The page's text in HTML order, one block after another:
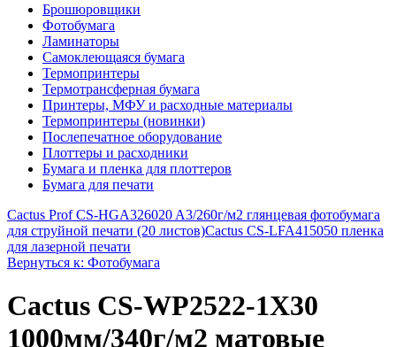
Брошюровщики
Фотобумага
Ламинаторы
Самоклеющаяся бумага
Термопринтеры
Термотрансферная бумага
Принтеры, МФУ и расходные материалы
Термопринтеры (новинки)
Послепечатное оборудование
Плоттеры и расходники
Бумага и пленка для плоттеров
Бумага для печати
Cactus Prof CS-HGA326020 A3/260г/м2 глянцевая фотобумага
для струйной печати (20 листов)Cactus CS-LFA415050 пленка
для лазерной печати
Вернуться к: Фотобумага
Cactus CS-WP2522-1X30
1000мм/340г/м2 матовые